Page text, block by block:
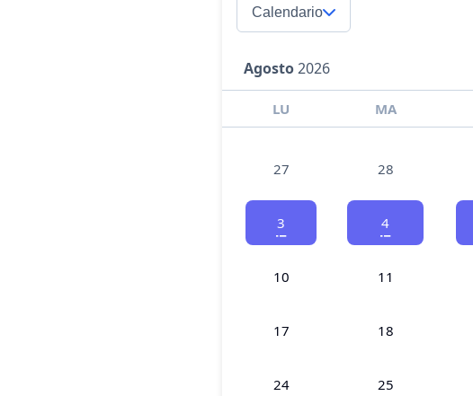
Calendario
Agosto2026
LU MA
27 28
3 4
10 11
17 18
24 25